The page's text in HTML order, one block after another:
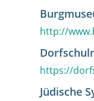
http://
https://
Jüdische